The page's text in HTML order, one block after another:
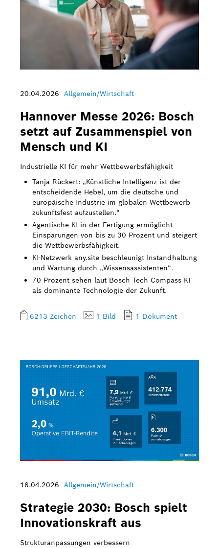
20.04.2026 Allgemein/Wirtschaft
Hannover Messe 2026: Bosch
setzt auf Zusammenspiel von
Mensch und KI
Industrielle KI für mehr Wettbewerbsfähigkeit
Tanja Rückert: „Künstliche Intelligenz ist der
entscheidende Hebel, um die deutsche und
europäische Industrie im globalen Wettbewerb
zukunftsfest aufzustellen.“
Agentische KI in der Fertigung ermöglicht
Einsparungen von bis zu 30 Prozent und steigert
die Wettbewerbsfähigkeit.
KI-Netzwerk any.site beschleunigt Instandhaltung
und Wartung durch „Wissensassistenten“.
70 Prozent sehen laut Bosch Tech Compass KI
als dominante Technologie der Zukunft.
6213 Zeichen 1 Bild 1 Dokument
16.04.2026 Allgemein/Wirtschaft
Strategie 2030: Bosch spielt
Innovationskraft aus
Strukturanpassungen verbessern